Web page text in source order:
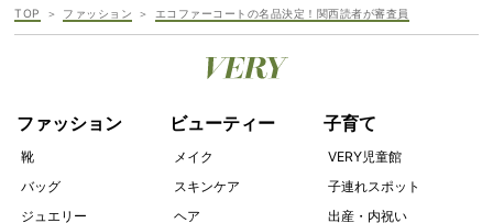
TOP ファッション エコファーコートの名品決定！関西読者が審査員
ファッション
靴
バッグ
ジュエリー
ビューティー
メイク
スキンケア
ヘア
子育て
VERY児童館
子連れスポット
出産・内祝い